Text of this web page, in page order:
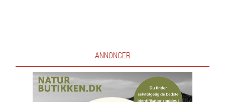
ANNONCER